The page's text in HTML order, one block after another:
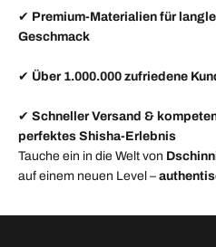
✔ Premium-Materialien für
Geschmack
✔ Über 1.000.000 zufriedene
✔ Schneller Versand &
perfektes Shisha-Erlebnis
Tauche ein in die Welt von
auf einem neuen Level –